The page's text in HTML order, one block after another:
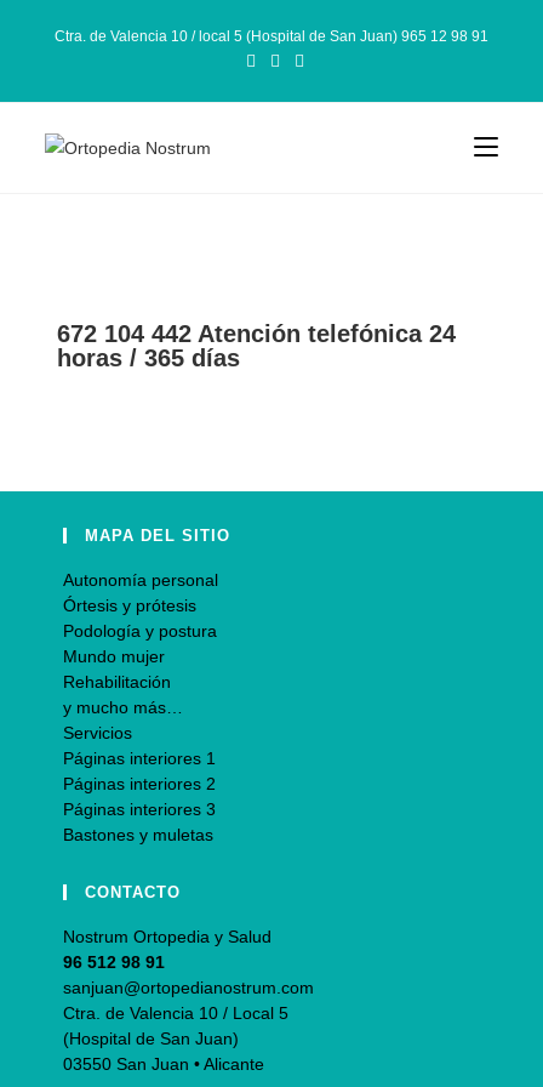
Ctra. de Valencia 10 / local 5 (Hospital de San Juan) 965 12 98 91
672 104 442 Atención telefónica 24
horas / 365 días
MAPA DEL SITIO
Autonomía personal
Órtesis y prótesis
Podología y postura
Mundo mujer
Rehabilitación
y mucho más…
Servicios
Páginas interiores 1
Páginas interiores 2
Páginas interiores 3
Bastones y muletas
CONTACTO
Nostrum Ortopedia y Salud
96 512 98 91
sanjuan@ortopedianostrum.com
Ctra. de Valencia 10 / Local 5
(Hospital de San Juan)
03550 San Juan • Alicante